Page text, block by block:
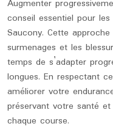
Augmenter
conseil essentiel pour
Saucony. Cette
surmenages et les
temps de s’adapter
longues. En respectant
améliorer votre
préservant votre santé
chaque course.